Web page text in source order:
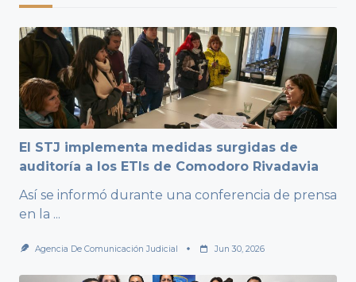
El STJ implementa medidas surgidas de
auditoría a los ETIs de Comodoro Rivadavia
Así se informó durante una conferencia de prensa
en la ...
Agencia De Comunicación Judicial Jun 30, 2026